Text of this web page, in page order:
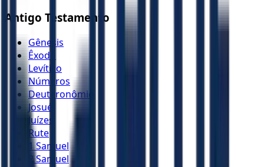
Antigo Testamento
Gênesis
Êxodo
Levítico
Números
Deuteronômio
Josué
Juízes
Rute
1 Samuel
2 Samuel